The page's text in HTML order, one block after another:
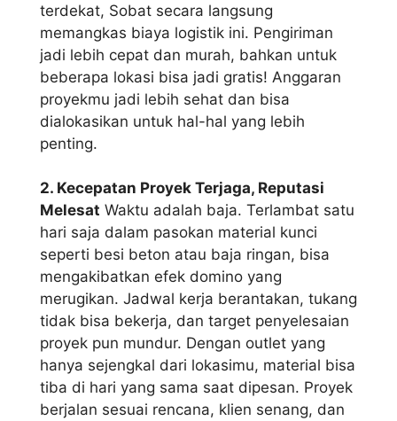
terdekat, Sobat secara langsung
memangkas biaya logistik ini. Pengiriman
jadi lebih cepat dan murah, bahkan untuk
beberapa lokasi bisa jadi gratis! Anggaran
proyekmu jadi lebih sehat dan bisa
dialokasikan untuk hal-hal yang lebih
penting.
2. Kecepatan Proyek Terjaga, Reputasi
Melesat Waktu adalah baja. Terlambat satu
hari saja dalam pasokan material kunci
seperti besi beton atau baja ringan, bisa
mengakibatkan efek domino yang
merugikan. Jadwal kerja berantakan, tukang
tidak bisa bekerja, dan target penyelesaian
proyek pun mundur. Dengan outlet yang
hanya sejengkal dari lokasimu, material bisa
tiba di hari yang sama saat dipesan. Proyek
berjalan sesuai rencana, klien senang, dan